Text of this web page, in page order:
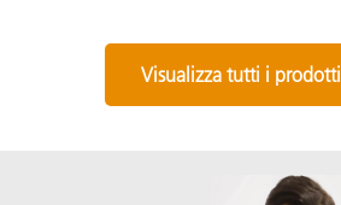
Visualizza tutti i prodotti